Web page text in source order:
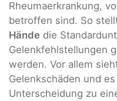
Rheumaerkrankung,
betroffen sind. So
Hände die
Gelenkfehlstellungen
werden. Vor allem
Gelenkschäden und
Unterscheidung zu